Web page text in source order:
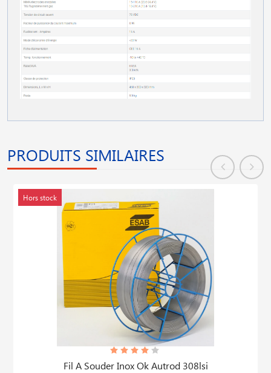
PRODUITS SIMILAIRES
En stock
Baguette Tig Inox Ok Tigrod 309l 2,4 × 1000 Paquet De